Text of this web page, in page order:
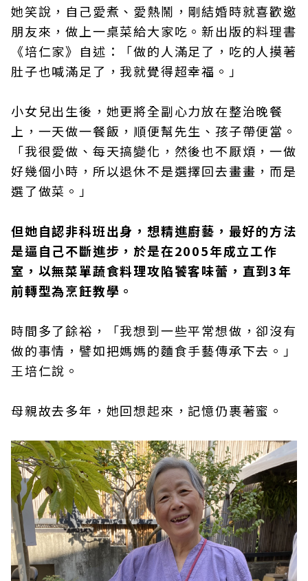
她笑說，自己愛煮、愛熱鬧，剛結婚時就喜歡邀
朋友來，做上一桌菜給大家吃。新出版的料理書
《培仁家》自述：「做的人滿足了，吃的人摸著
肚子也喊滿足了，我就覺得超幸福。」
小女兒出生後，她更將全副心力放在整治晚餐
上，一天做一餐飯，順便幫先生、孩子帶便當。
「我很愛做、每天搞變化，然後也不厭煩，一做
好幾個小時，所以退休不是選擇回去畫畫，而是
選了做菜。」
但她自認非科班出身，想精進廚藝，最好的方法
是逼自己不斷進步，於是在2005年成立工作
室，以無菜單蔬食料理攻陷饕客味蕾，直到3年
前轉型為烹飪教學。
時間多了餘裕，「我想到一些平常想做，卻沒有
做的事情，譬如把媽媽的麵食手藝傳承下去。」
王培仁說。
母親故去多年，她回想起來，記憶仍裹著蜜。